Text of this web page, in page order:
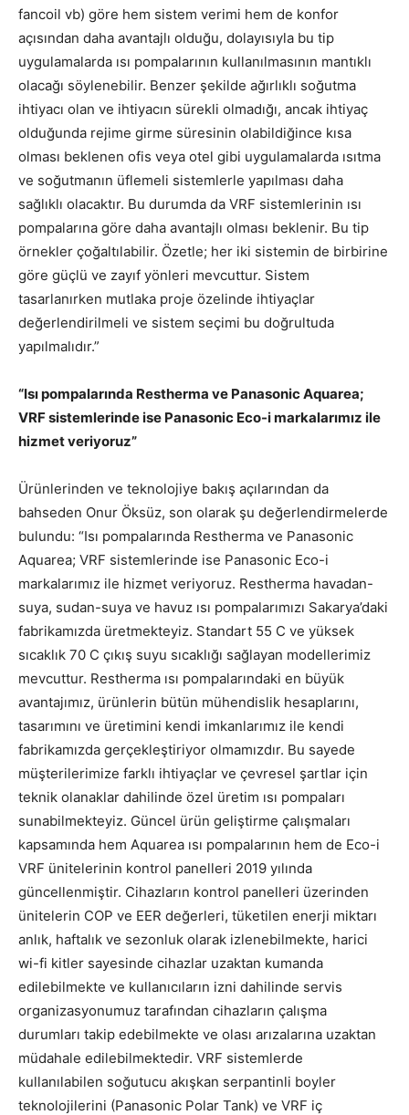
fancoil vb) göre hem sistem verimi hem de konfor
açısından daha avantajlı olduğu, dolayısıyla bu tip
uygulamalarda ısı pompalarının kullanılmasının mantıklı
olacağı söylenebilir. Benzer şekilde ağırlıklı soğutma
ihtiyacı olan ve ihtiyacın sürekli olmadığı, ancak ihtiyaç
olduğunda rejime girme süresinin olabildiğince kısa
olması beklenen ofis veya otel gibi uygulamalarda ısıtma
ve soğutmanın üflemeli sistemlerle yapılması daha
sağlıklı olacaktır. Bu durumda da VRF sistemlerinin ısı
pompalarına göre daha avantajlı olması beklenir. Bu tip
örnekler çoğaltılabilir. Özetle; her iki sistemin de birbirine
göre güçlü ve zayıf yönleri mevcuttur. Sistem
tasarlanırken mutlaka proje özelinde ihtiyaçlar
değerlendirilmeli ve sistem seçimi bu doğrultuda
yapılmalıdır.”
“Isı pompalarında Restherma ve Panasonic Aquarea;
VRF sistemlerinde ise Panasonic Eco-i markalarımız ile
hizmet veriyoruz”
Ürünlerinden ve teknolojiye bakış açılarından da
bahseden Onur Öksüz, son olarak şu değerlendirmelerde
bulundu: “Isı pompalarında Restherma ve Panasonic
Aquarea; VRF sistemlerinde ise Panasonic Eco-i
markalarımız ile hizmet veriyoruz. Restherma havadan-
suya, sudan-suya ve havuz ısı pompalarımızı Sakarya’daki
fabrikamızda üretmekteyiz. Standart 55 C ve yüksek
sıcaklık 70 C çıkış suyu sıcaklığı sağlayan modellerimiz
mevcuttur. Restherma ısı pompalarındaki en büyük
avantajımız, ürünlerin bütün mühendislik hesaplarını,
tasarımını ve üretimini kendi imkanlarımız ile kendi
fabrikamızda gerçekleştiriyor olmamızdır. Bu sayede
müşterilerimize farklı ihtiyaçlar ve çevresel şartlar için
teknik olanaklar dahilinde özel üretim ısı pompaları
sunabilmekteyiz. Güncel ürün geliştirme çalışmaları
kapsamında hem Aquarea ısı pompalarının hem de Eco-i
VRF ünitelerinin kontrol panelleri 2019 yılında
güncellenmiştir. Cihazların kontrol panelleri üzerinden
ünitelerin COP ve EER değerleri, tüketilen enerji miktarı
anlık, haftalık ve sezonluk olarak izlenebilmekte, harici
wi-fi kitler sayesinde cihazlar uzaktan kumanda
edilebilmekte ve kullanıcıların izni dahilinde servis
organizasyonumuz tarafından cihazların çalışma
durumları takip edebilmekte ve olası arızalarına uzaktan
müdahale edilebilmektedir. VRF sistemlerde
kullanılabilen soğutucu akışkan serpantinli boyler
teknolojilerini (Panasonic Polar Tank) ve VRF iç